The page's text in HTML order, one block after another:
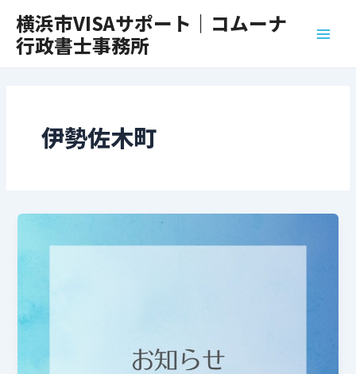
横浜市VISAサポート｜コムーナ
行政書士事務所
伊勢佐木町